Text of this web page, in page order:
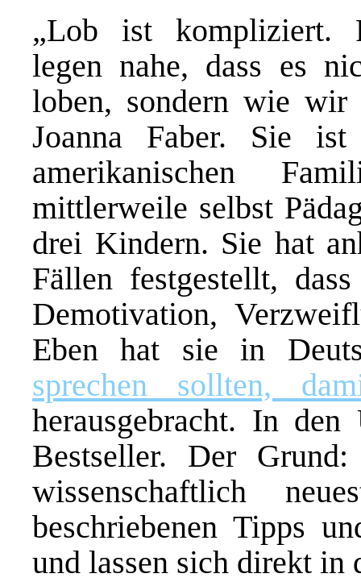
„Lob ist kompliziert.
legen nahe, dass es
loben, sondern wie
Joanna Faber. Sie
amerikanischen
mittlerweile selbst
drei Kindern. Sie hat
Fällen festgestellt,
Demotivation,
Eben hat sie in
sprechen sollten,
herausgebracht. In
Bestseller. Der
wissenschaftlich
beschriebenen Tipps
und lassen sich direkt in